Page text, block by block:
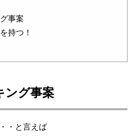
事案
持つ！
ング事案
・と言えば